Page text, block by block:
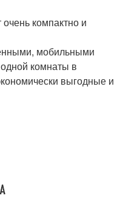
компактно и
мобильными
комнаты в
выгодные и